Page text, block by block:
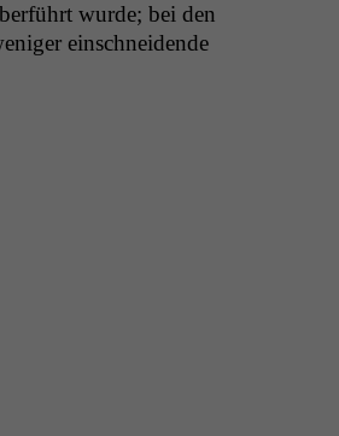
wurde; bei den
ein­schnei­dende